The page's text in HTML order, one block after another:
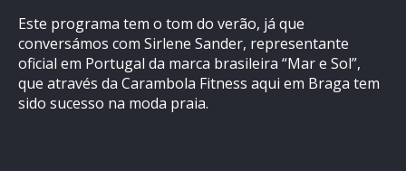
Este programa tem o tom do verão, já que
conversámos com Sirlene Sander, representante
oficial em Portugal da marca brasileira “Mar e Sol”,
que através da Carambola Fitness aqui em Braga tem
sido sucesso na moda praia.